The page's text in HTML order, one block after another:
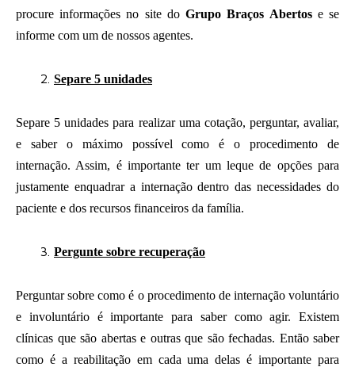
procure informações no site doGrupo Braços Abertose se
informe com um de nossos agentes.
Separe 5 unidades
Separe 5 unidades para realizar uma cotação, perguntar, avaliar,
e saber o máximo possível como é o procedimento de
internação. Assim, é importante ter um leque de opções para
justamente enquadrar a internação dentro das necessidades do
paciente e dos recursos financeiros da família.
Pergunte sobre recuperação
Perguntar sobre como é o procedimento de internação voluntário
e involuntário é importante para saber como agir. Existem
clínicas que são abertas e outras que são fechadas. Então saber
como é a reabilitação em cada uma delas é importante para